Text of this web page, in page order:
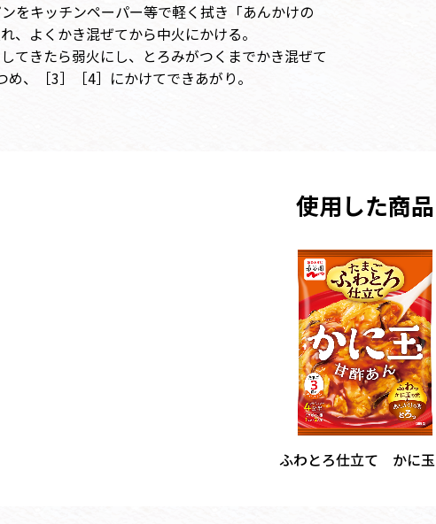
をキッチンペーパー等で軽く拭き「あんかけの
、よくかき混ぜてから中火にかける。
てきたら弱火にし、とろみがつくまでかき混ぜて
め、［3］［4］にかけてできあがり。
使用した商品
ふわとろ仕立て かに玉